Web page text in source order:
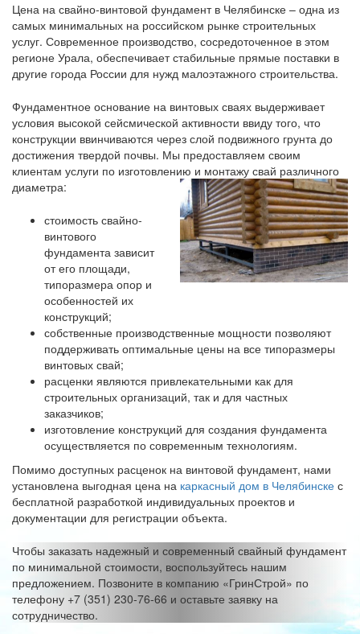
Цена на свайно-винтовой фундамент в Челябинске – одна из
самых минимальных на российском рынке строительных
услуг. Современное производство, сосредоточенное в этом
регионе Урала, обеспечивает стабильные прямые поставки в
другие города России для нужд малоэтажного строительства.
Фундаментное основание на винтовых сваях выдерживает
условия высокой сейсмической активности ввиду того, что
конструкции ввинчиваются через слой подвижного грунта до
достижения твердой почвы. Мы предоставляем своим
клиентам услуги по изготовлению и монтажу свай различного
диаметра:
стоимость свайно-
винтового
фундамента зависит
от его площади,
типоразмера опор и
особенностей их
конструкций;
собственные производственные мощности позволяют
поддерживать оптимальные цены на все типоразмеры
винтовых свай;
расценки являются привлекательными как для
строительных организаций, так и для частных
заказчиков;
изготовление конструкций для создания фундамента
осуществляется по современным технологиям.
Помимо доступных расценок на винтовой фундамент, нами
установлена выгодная цена на каркасный дом в Челябинске с
бесплатной разработкой индивидуальных проектов и
документации для регистрации объекта.
Чтобы заказать надежный и современный свайный фундамент
по минимальной стоимости, воспользуйтесь нашим
предложением. Позвоните в компанию «ГринСтрой» по
телефону +7 (351) 230-76-66 и оставьте заявку на
сотрудничество.